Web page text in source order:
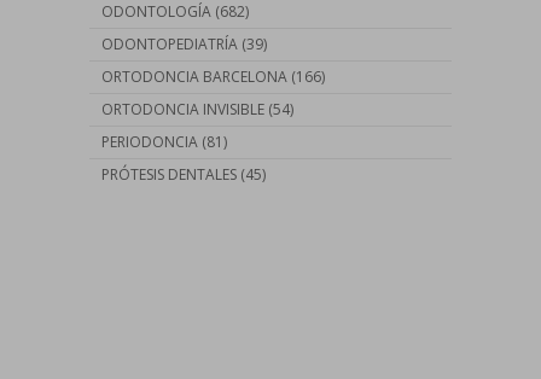
ODONTOLOGÍA (682)
ODONTOPEDIATRÍA (39)
ORTODONCIA BARCELONA (166)
ORTODONCIA INVISIBLE (54)
PERIODONCIA (81)
PRÓTESIS DENTALES (45)